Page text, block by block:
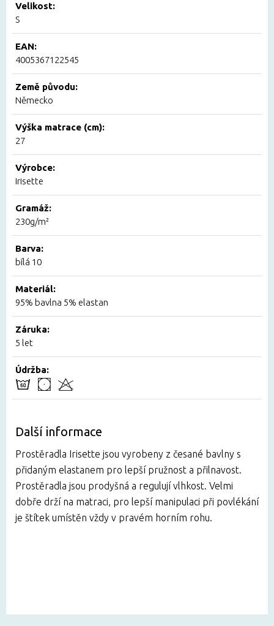
Velikost:
S
EAN:
4005367122545
Země původu:
Německo
Výška matrace (cm):
27
Výrobce:
Irisette
Gramáž:
230g/m²
Barva:
bílá 10
Materiál:
95% bavlna 5% elastan
Záruka:
5 let
Údržba:
Další informace
Prostěradla Irisette jsou vyrobeny z česané bavlny s
přidaným elastanem pro lepší pružnost a přilnavost.
Prostěradla jsou prodyšná a regulují vlhkost. Velmi
dobře drží na matraci, pro lepší manipulaci při povlékání
je štítek umístěn vždy v pravém horním rohu.